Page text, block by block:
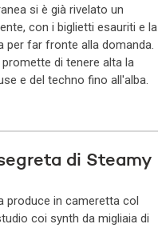
si è già rivelato un
con i biglietti esauriti e la
per far fronte alla domanda.
di tenere alta la
e del techno fino all'alba.
di Steamy
produce in cameretta col
coi synth da migliaia di